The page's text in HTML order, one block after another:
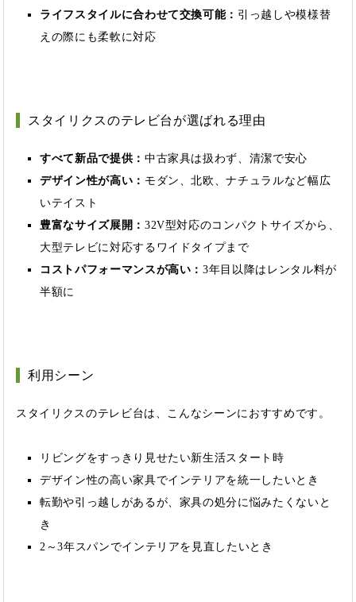
ライフスタイルに合わせて交換可能： 引っ越しや模様替
えの際にも柔軟に対応
スタイリクスのテレビ台が選ばれる理由
すべて新品で提供： 中古家具は扱わず、清潔で安心
デザイン性が高い： モダン、北欧、ナチュラルなど幅広
いテイスト
豊富なサイズ展開： 32V型対応のコンパクトサイズから、
大型テレビに対応するワイドタイプまで
コストパフォーマンスが高い：3年目以降はレンタル料が
半額に
利用シーン
スタイリクスのテレビ台は、こんなシーンにおすすめです。
リビングをすっきり見せたい新生活スタート時
デザイン性の高い家具でインテリアを統一したいとき
転勤や引っ越しがあるが、家具の処分に悩みたくないと
き
2～3年スパンでインテリアを見直したいとき